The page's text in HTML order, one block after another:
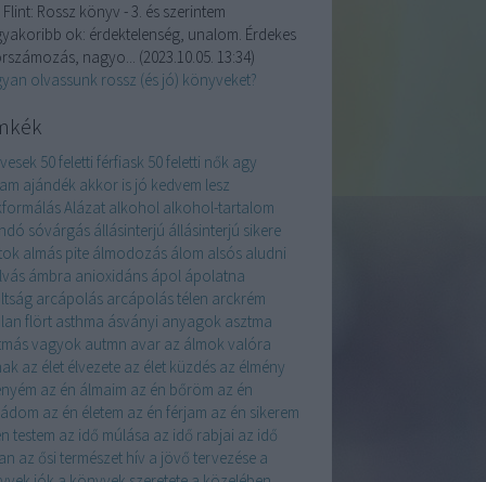
Rossz könyv - 3. és szerintem
ok: érdektelenség, unalom. Érdekes
nagyo... (2023.10.05. 13:34)
olvassunk rossz (és jó) könyveket?
50 feletti férfiask 50 feletti nők agy
ajándék akkor is jó kedvem lesz
Alázat alkohol alkohol-tartalom
sóvárgás állásinterjú állásinterjú sikere
almás pite álmodozás álom alsós aludni
ámbra anioxidáns ápol ápolatna
arcápolás arcápolás télen arckrém
flört asthma ásványi anyagok asztma
vagyok autmn avar az álmok valóra
az élet élvezete az élet küzdés az élmény
az én álmaim az én bőröm az én
az én életem az én férjam az én sikerem
testem az idő múlása az idő rabjai az idő
az ősi természet hív a jövő tervezése a